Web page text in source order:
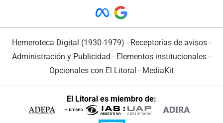
Hemeroteca Digital (1930-1979) - Receptorías de avisos -
Administración y Publicidad - Elementos institucionales -
Opcionales con El Litoral - MediaKit
El Litoral es miembro de: